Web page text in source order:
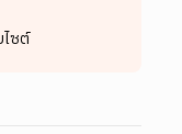
ซต์